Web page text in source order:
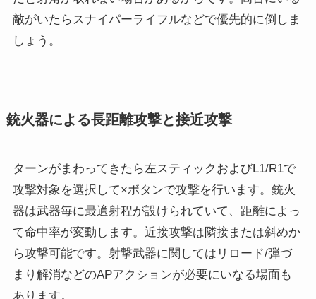
敵がいたらスナイパーライフルなどで優先的に倒しま
しょう。
銃火器による長距離攻撃と接近攻撃
ターンがまわってきたら左スティックおよびL1/R1で
攻撃対象を選択して×ボタンで攻撃を行います。銃火
器は武器毎に最適射程が設けられていて、距離によっ
て命中率が変動します。近接攻撃は隣接または斜めか
ら攻撃可能です。射撃武器に関してはリロード/弾づ
まり解消などのAPアクションが必要にいなる場面も
あります。